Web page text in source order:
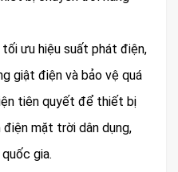
ưu hiệu suất phát điện,
giật điện và bảo vệ quá
tiên quyết để thiết bị
mặt trời dân dụng,
gia.